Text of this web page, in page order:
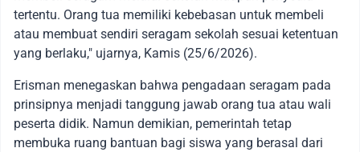
tertentu. Orang tua memiliki kebebasan untuk membeli
atau membuat sendiri seragam sekolah sesuai ketentuan
yang berlaku," ujarnya, Kamis (25/6/2026).
Erisman menegaskan bahwa pengadaan seragam pada
prinsipnya menjadi tanggung jawab orang tua atau wali
peserta didik. Namun demikian, pemerintah tetap
membuka ruang bantuan bagi siswa yang berasal dari